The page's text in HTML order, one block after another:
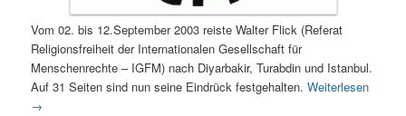
Vom 02. bis 12.September 2003 reiste Walter Flick (Referat
Religionsfreiheit der Internationalen Gesellschaft für
Menschenrechte – IGFM) nach Diyarbakir, Turabdin und Istanbul.
Auf 31 Seiten sind nun seine Eindrück festgehalten.Weiterlesen
→